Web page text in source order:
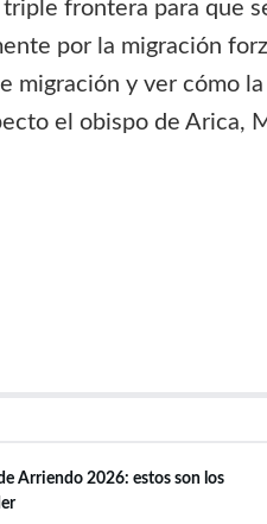
frontera para que
por la migración
migración y ver cómo
el obispo de Arica,
Arriendo 2026: estos son los